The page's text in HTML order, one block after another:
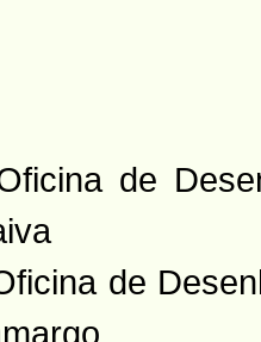
de
de